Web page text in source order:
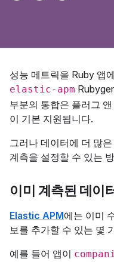
성능 메트릭을 Ruby 앱
elastic-apm
부분의 통합은 플러그
이 기본 지원됩니다.
그러나 데이터에 더 많
계측을 설정할 수 있는
이미 계측된 데이
Elastic APM에는 이미
보를 추가할 수 있는 몇
예를 들어 앱이